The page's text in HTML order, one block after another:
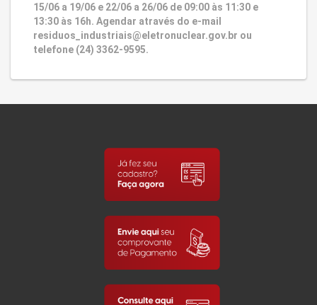
15/06 a 19/06 e 22/06 a 26/06 de 09:00 às 11:30 e
13:30 às 16h. Agendar através do e-mail
residuos_industriais@eletronuclear.gov.br ou
telefone (24) 3362-9595.